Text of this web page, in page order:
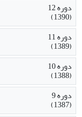
دوره 12
(1390)
دوره 11
(1389)
دوره 10
(1388)
دوره 9
(1387)